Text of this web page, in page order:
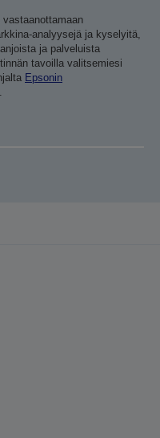
analyysejä ja kyselyitä,
ja palveluista
tavoilla valitsemiesi
Epsonin